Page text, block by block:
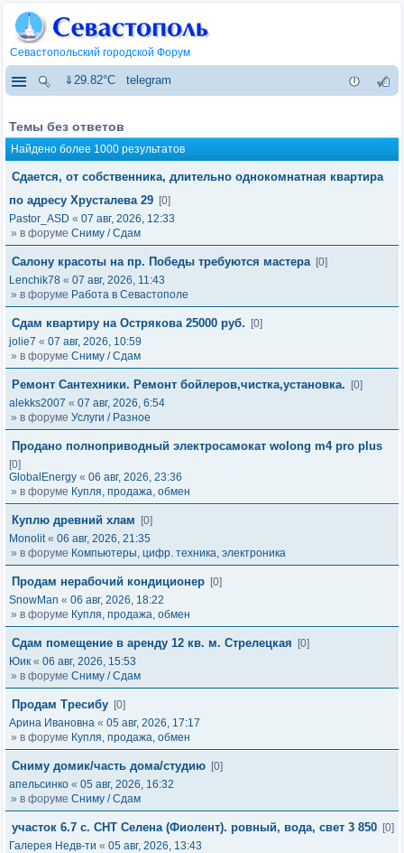
Севастопольский городской Форум
⇓29.82°C telegram
Темы без ответов
Найдено более 1000 результатов
Сдается, от собственника, длительно однокомнатная квартира
по адресу Хрусталева 29 [0]
Pastor_ASD « 07 авг, 2026, 12:33
» в форуме Сниму / Сдам
Салону красоты на пр. Победы требуются мастера [0]
Lenchik78 « 07 авг, 2026, 11:43
» в форуме Работа в Севастополе
Сдам квартиру на Острякова 25000 руб.
[0]
jolie7 « 07 авг, 2026, 10:59
» в форуме Сниму / Сдам
Ремонт Сантехники. Ремонт бойлеров,чистка,установка.
[0]
alekks2007 « 07 авг, 2026, 6:54
» в форуме Услуги / Разное
Продано полноприводный электросамокат wolong m4 pro plus
[0]
GlobalEnergy « 06 авг, 2026, 23:36
» в форуме Купля, продажа, обмен
Куплю древний хлам
[0]
Monolit« 06 авг, 2026, 21:35
» в форуме Компьютеры, цифр. техника, электроника
Продам нерабочий кондиционер [0]
SnowMan « 06 авг, 2026, 18:22
» в форуме Купля, продажа, обмен
Сдам помещение в аренду 12 кв. м. Стрелецкая
[0]
Юик « 06 авг, 2026, 15:53
» в форуме Сниму / Сдам
Продам Тресибу [0]
Арина Ивановна « 05 авг, 2026, 17:17
» в форуме Купля, продажа, обмен
Сниму домик/часть дома/студию [0]
апельсинко « 05 авг, 2026, 16:32
» в форуме Сниму / Сдам
участок 6.7 с. СНТ Селена (Фиолент). ровный, вода, свет 3 850 [0]
Галерея Недв-ти « 05 авг, 2026, 13:43